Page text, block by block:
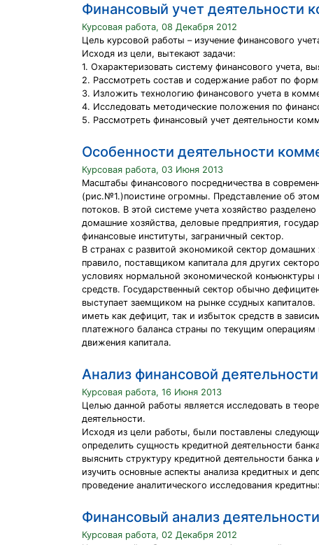
Финансовый учет деятельности
Курсовая работа, 08 Декабря 2012
Цель курсовой работы – изучение финансового
Исходя из цели, вытекают задачи:
1. Охарактеризовать систему финансового учета,
2. Рассмотреть состав и содержание работ по
3. Изложить технологию финансового учета в
4. Исследовать методические положения по
5. Рассмотреть финансовый учет деятельности
Особенности деятельности
Курсовая работа, 03 Июня 2013
Масштабы финансового посредничества в
(рис.№1.)поистине огромны. Представление об
потоков. В этой системе учета хозяйство
домашние хозяйства, деловые предприятия,
финансовые институты, заграничный сектор.
В странах с развитой экономикой сектор домашних
правило, поставщиком капитала для других
условиях нормальной экономической
средств. Государственный сектор обычно
выступает заемщиком на рынке ссудных
иметь как дефицит, так и избыток средств в
платежного баланса страны по текущим
движения капитала.
Анализ финансовой
Курсовая работа, 16 Июня 2013
Целью данной работы является исследовать в
деятельности.
Исходя из цели работы, были поставлены
определить сущность кредитной деятельности
выяснить структуру кредитной деятельности банка
изучить основные аспекты анализа кредитных и
проведение аналитического исследования
Финансовый анализ
Курсовая работа, 02 Декабря 2012